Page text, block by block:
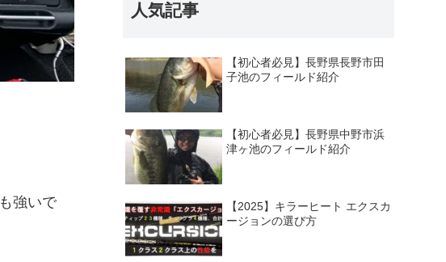
強いで
人気記事
【初心者必見】長野県長野市田
子池のフィールド紹介
【初心者必見】長野県中野市浜
津ヶ池のフィールド紹介
【2025】キラーヒート エクスカ
ージョンの選び方